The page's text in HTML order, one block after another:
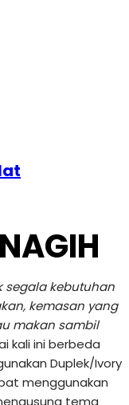
segala kebutuhan
kemasan yang
makan sambil
kali ini berbeda
Duplek/Ivory
menggunakan
tema